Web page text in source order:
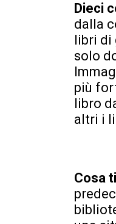
Dieci
dalla
libri di
solo
più
libro
altri i
Cosa